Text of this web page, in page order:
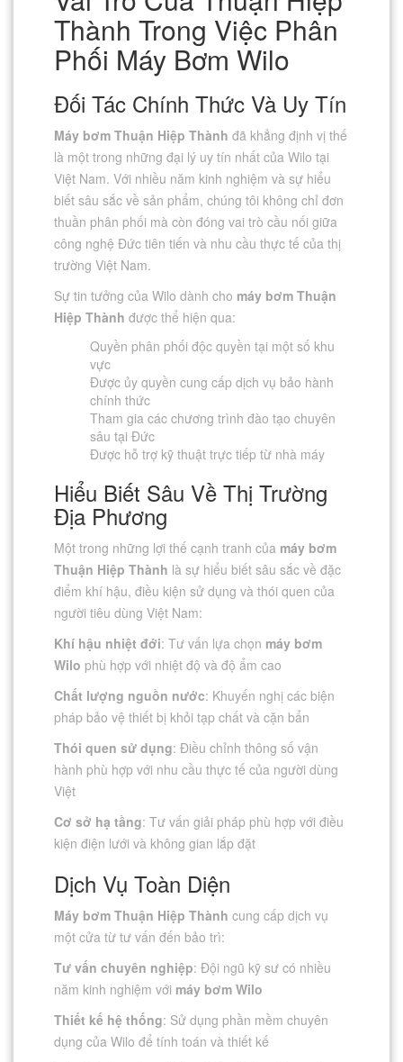
Thành Trong Việc Phân
Phối Máy Bơm Wilo
Đối Tác Chính Thức Và Uy Tín
Máy bơm Thuận Hiệp Thành đã khẳng định vị thế
là một trong những đại lý uy tín nhất của Wilo tại
Việt Nam. Với nhiều năm kinh nghiệm và sự hiểu
biết sâu sắc về sản phẩm, chúng tôi không chỉ đơn
thuần phân phối mà còn đóng vai trò cầu nối giữa
công nghệ Đức tiên tiến và nhu cầu thực tế của thị
trường Việt Nam.
Sự tin tưởng của Wilo dành cho máy bơm Thuận
Hiệp Thành được thể hiện qua:
Quyền phân phối độc quyền tại một số khu
vực
Được ủy quyền cung cấp dịch vụ bảo hành
chính thức
Tham gia các chương trình đào tạo chuyên
sâu tại Đức
Được hỗ trợ kỹ thuật trực tiếp từ nhà máy
Hiểu Biết Sâu Về Thị Trường
Địa Phương
Một trong những lợi thế cạnh tranh của máy bơm
Thuận Hiệp Thành là sự hiểu biết sâu sắc về đặc
điểm khí hậu, điều kiện sử dụng và thói quen của
người tiêu dùng Việt Nam:
Khí hậu nhiệt đới: Tư vấn lựa chọn máy bơm
Wilo phù hợp với nhiệt độ và độ ẩm cao
Chất lượng nguồn nước: Khuyến nghị các biện
pháp bảo vệ thiết bị khỏi tạp chất và cặn bẩn
Thói quen sử dụng: Điều chỉnh thông số vận
hành phù hợp với nhu cầu thực tế của người dùng
Việt
Cơ sở hạ tầng: Tư vấn giải pháp phù hợp với điều
kiện điện lưới và không gian lắp đặt
Dịch Vụ Toàn Diện
Máy bơm Thuận Hiệp Thành cung cấp dịch vụ
một cửa từ tư vấn đến bảo trì:
Tư vấn chuyên nghiệp: Đội ngũ kỹ sư có nhiều
năm kinh nghiệm với máy bơm Wilo
Thiết kế hệ thống: Sử dụng phần mềm chuyên
dụng của Wilo để tính toán và thiết kế